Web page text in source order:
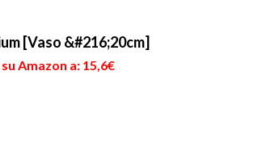
del...
[Vaso &#216;20cm]
Amazon a: 15,6€